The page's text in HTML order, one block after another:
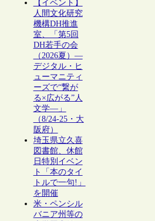
【イベント】
人間文化研究
機構DH推進
室、「第5回
DH若手の会
（2026夏）―
デジタル・ヒ
ューマニティ
ーズで“繋が
る×広がる”人
文学―」
（8/24-25・大
阪府）
埼玉県立久喜
図書館、休館
日特別イベン
ト「本のタイ
トルで一句!」
を開催
米・ペンシル
バニア州等の